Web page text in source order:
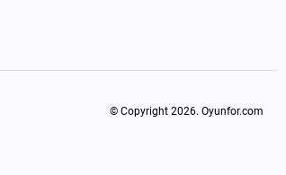
© Copyright 2026. Oyunfor.com